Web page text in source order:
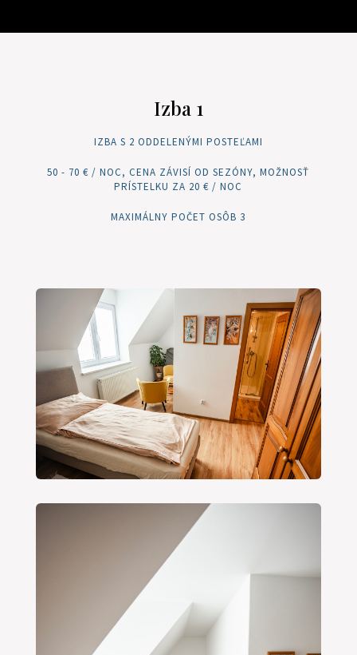
Izba 1
IZBA S 2 ODDELENÝMI POSTEĽAMI
50 - 70 € / NOC, CENA ZÁVISÍ OD SEZÓNY, MOŽNOSŤ
PRÍSTELKU ZA 20 € / NOC
MAXIMÁLNY POČET OSÔB 3